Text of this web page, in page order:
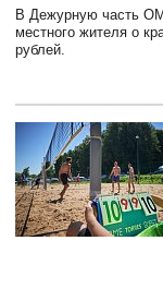
В Дежурную часть
местного жителя о
рублей.